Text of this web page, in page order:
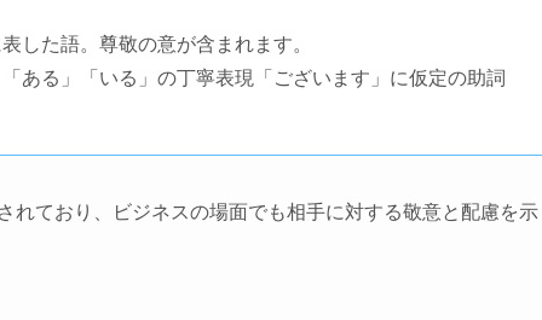
した語。尊敬の意が含まれます。
ある」「いる」の丁寧表現「ございます」に仮定の助詞
れており、ビジネスの場面でも相手に対する敬意と配慮を示